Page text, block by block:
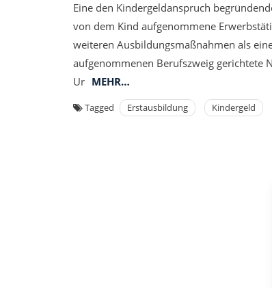
Eine den Kindergeldanspruch
von dem Kind aufgenommene
weiteren Ausbildungsmaßnahmen als
aufgenommenen Berufszweig gerichtete
Ur MEHR…
Tagged Erstausbildung Kindergeld